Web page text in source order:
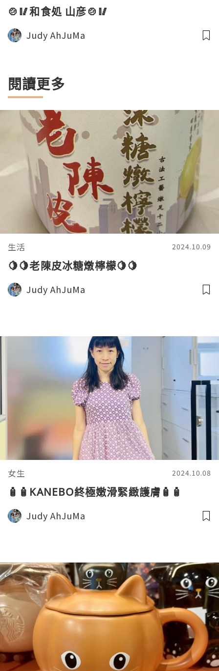
🍲🥢和食処 山彦🍲🥢
Judy AhJuMa
閱讀更多
生活 2024.10.09
🍋🍋老陳皮冰糖燉檸檬🍋🍋
Judy AhJuMa
女生 2024.10.08
🧴🧴KANEBO終極嫩滑緊緻護膚🧴🧴
Judy AhJuMa